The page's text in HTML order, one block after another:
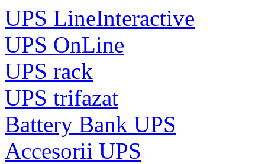
UPS LineInteractive
UPS OnLine
UPS rack
UPS trifazat
Battery Bank UPS
Accesorii UPS